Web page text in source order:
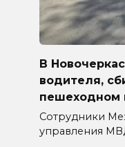
В
водителя,
пешеходном
Сотрудники
управления